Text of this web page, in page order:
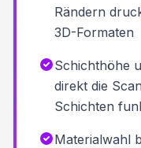
Rändern
3D-Formaten
Schichthöhe
direkt die
Schichten
Materialwahl